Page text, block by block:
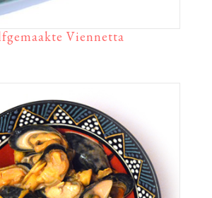
Viennetta